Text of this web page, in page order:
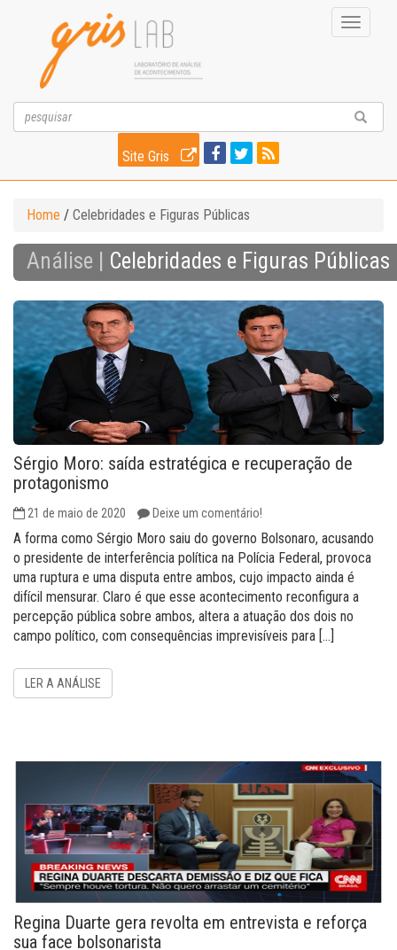
Toggle
Site Gris
Home / Celebridades e Figuras Públicas
Análise | Celebridades e Figuras Públicas
Sérgio Moro: saída estratégica e recuperação de
protagonismo
21 de maio de 2020 Deixe um comentário!
A forma como Sérgio Moro saiu do governo Bolsonaro, acusando
o presidente de interferência política na Polícia Federal, provoca
uma ruptura e uma disputa entre ambos, cujo impacto ainda é
difícil mensurar. Claro é que esse acontecimento reconfigura a
percepção pública sobre ambos, altera a atuação dos dois no
campo político, com consequências imprevisíveis para […]
LER A ANÁLISE
Regina Duarte gera revolta em entrevista e reforça
sua face bolsonarista